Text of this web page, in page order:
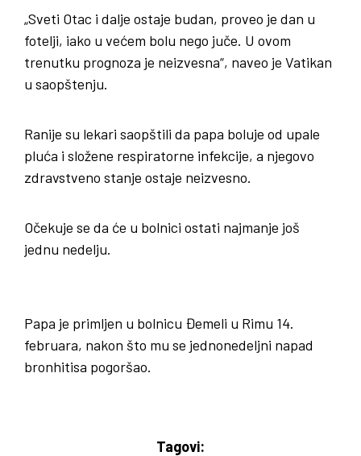
„Sveti Otac i dalje ostaje budan, proveo je dan u
fotelji, iako u većem bolu nego juče. U ovom
trenutku prognoza je neizvesna“, naveo je Vatikan
u saopštenju.
Ranije su lekari saopštili da papa boluje od upale
pluća i složene respiratorne infekcije, a njegovo
zdravstveno stanje ostaje neizvesno.
Očekuje se da će u bolnici ostati najmanje još
jednu nedelju.
Papa je primljen u bolnicu Đemeli u Rimu 14.
februara, nakon što mu se jednonedeljni napad
bronhitisa pogoršao.
Tagovi: